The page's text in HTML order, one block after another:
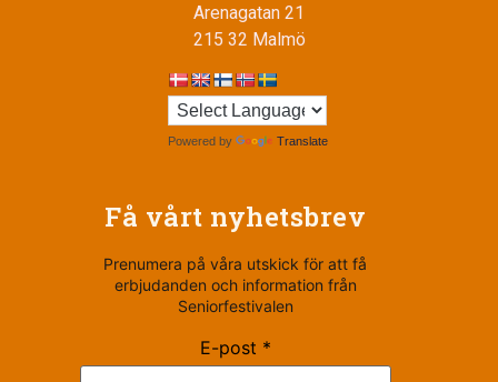
Arenagatan 21
215 32 Malmö
Powered by Translate
Få vårt nyhetsbrev
Prenumera på våra utskick för att få
erbjudanden och information från
Seniorfestivalen
E-post *